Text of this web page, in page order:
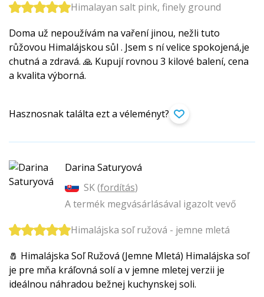
Himalayan salt pink, finely ground
Doma už nepoužívám na vaření jinou, nežli tuto
růžovou Himalájskou sůl . Jsem s ní velice spokojená,je
chutná a zdravá. 🙏 Kupují rovnou 3 kilové balení, cena
a kvalita výborná.
Hasznosnak találta ezt a véleményt?
Darina Saturyová
SK (fordítás)
A termék megvásárlásával igazolt vevő
Himalájska soľ ružová - jemne mletá
🧂 Himalájska Soľ Ružová (Jemne Mletá) Himalájska soľ
je pre mňa kráľovná solí a v jemne mletej verzii je
ideálnou náhradou bežnej kuchynskej soli.